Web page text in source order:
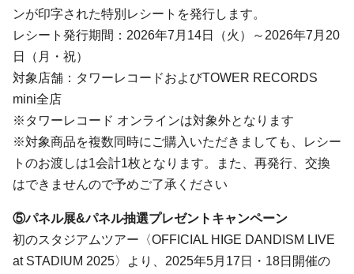
ンが印字された特別レシートを発行します。
レシート発行期間：2026年7月14日（火）～2026年7月20
日（月・祝）
対象店舗：タワーレコードおよびTOWER RECORDS
mini全店
※タワーレコード オンラインは対象外となります
※対象商品を複数同時にご購入いただきましても、レシー
トのお渡しは1会計1枚となります。また、再発行、交換
はできませんので予めご了承ください
⑤パネル展&パネル抽選プレゼントキャンペーン
初のスタジアムツアー〈OFFICIAL HIGE DANDISM LIVE
at STADIUM 2025〉より、2025年5月17日・18日開催の